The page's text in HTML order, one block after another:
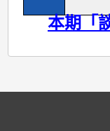
本期「